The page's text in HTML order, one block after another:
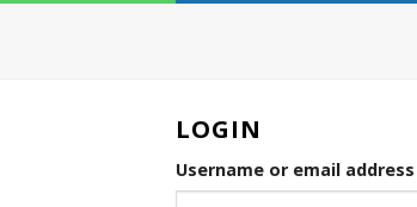
LOGIN
Username or email address